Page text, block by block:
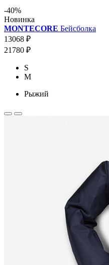
-40%
Новинка
MONTECORE Бейсболка
13068 ₽
21780 ₽
S
M
Рыжий